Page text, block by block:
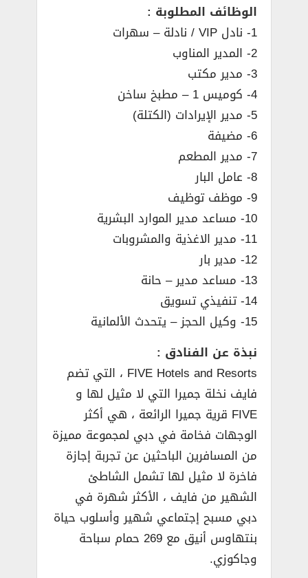
الوظائف المطلوبة :
1- نادل VIP / نادلة – سهرات
2- المدير المناوب
3- مدير مكتب
4- كوميس 1 – مطبخ ساخن
5- مدير الإيرادات (الكتلة)
6- مضيفة
7- مدير المطعم
8- عامل البار
9- موظف توظيف
10- مساعد مدير الموارد البشرية
11- مدير الاغذية والمشروبات
12- مدير بار
13- مساعد مدير – حانة
14- تنفيذي تسويق
15- وكيل الحجز – يتحدث الألمانية
نبذة عن الفنادق :
FIVE Hotels and Resorts ، التي تضم
فايف نخلة جميرا التي لا مثيل لها و
FIVE قرية جميرا الرائعة ، هي أكثر
الوجهات فخامة في دبي لمجموعة مميزة
من المسافرين الباحثين عن تجربة إجازة
فاخرة لا مثيل لها تشمل الشاطئ
الشهير من فايف ، الأكثر شهرة في
دبي مسبح إجتماعي شهير وأسلوب حياة
بنتهاوس أنيق مع 269 حمام سباحة
وجاكوزي.